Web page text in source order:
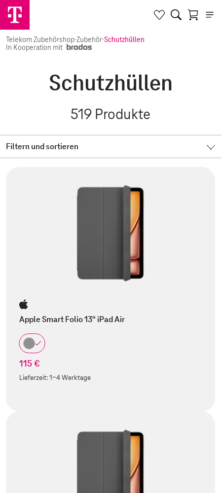
Telekom Zubehörshop·Zubehör·Schutzhüllen
In Kooperation mit
Schutzhüllen
519 Produkte
Filtern und sortieren
Apple Smart Folio 13" iPad Air
115 €
Lieferzeit:1-4 Werktage